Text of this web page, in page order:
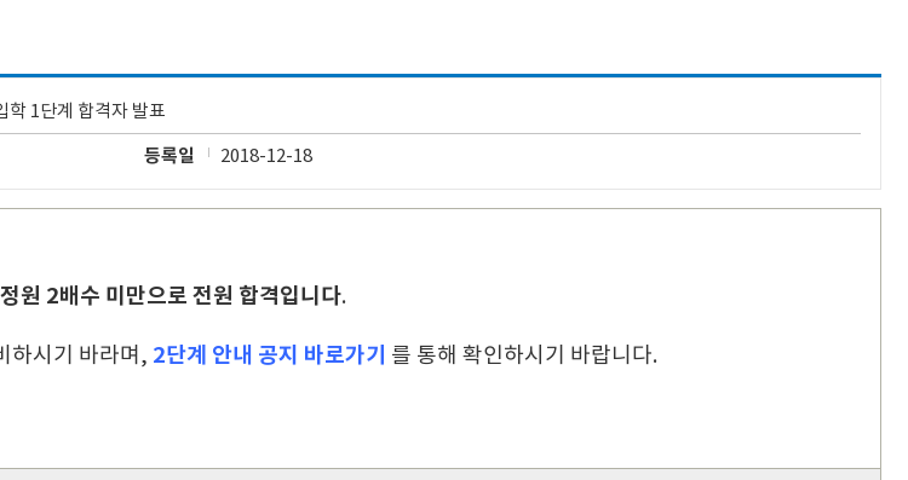
학 1단계 합격자 발표
등록일 2018-12-18
원 2배수 미만으로 전원 합격입니다.
하시기 바라며, 2단계 안내 공지 바로가기 를 통해 확인하시기 바랍니다.